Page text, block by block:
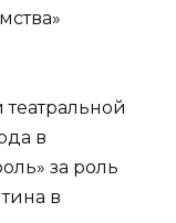
в
за роль
в